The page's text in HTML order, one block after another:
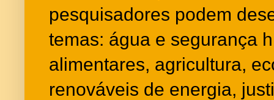
pesquisadores podem
temas: água e segurança
alimentares, agricultura,
renováveis de energia,